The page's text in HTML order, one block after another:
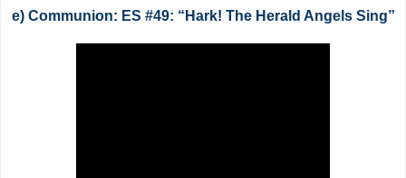
e) Communion: ES #49: “Hark! The Herald Angels Sing”